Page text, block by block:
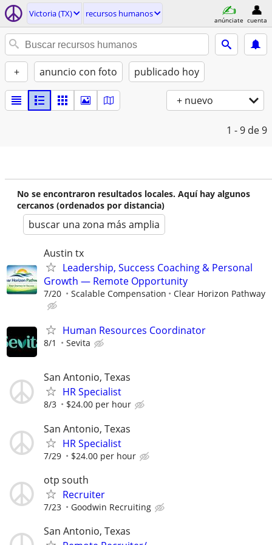
Victoria (TX) recursos humanos
anúnciate cuenta
+ anuncio con foto publicado hoy
+ nuevo
1 - 9 de 9
No se encontraron resultados locales. Aquí hay algunos
cercanos (ordenados por distancia)
buscar una zona más amplia
Austin tx
Leadership, Success Coaching & Personal
Growth — Remote Opportunity
7/20 Scalable Compensation Clear Horizon Pathway
Human Resources Coordinator
8/1 Sevita
San Antonio, Texas
HR Specialist
8/3 $24.00 per hour
San Antonio, Texas
HR Specialist
7/29 $24.00 per hour
otp south
Recruiter
7/23 Goodwin Recruiting
San Antonio, Texas